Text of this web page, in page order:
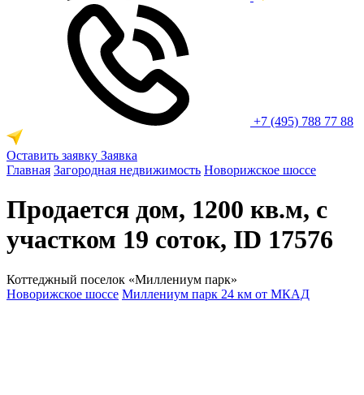
+7 (495) 788 77 88
Оставить заявку Заявка
Главная Загородная недвижимость Новорижское шоссе
Продается дом, 1200 кв.м, с
участком 19 соток, ID 17576
Коттеджный поселок «Миллениум парк»
Новорижское шоссе Миллениум парк 24 км от МКАД